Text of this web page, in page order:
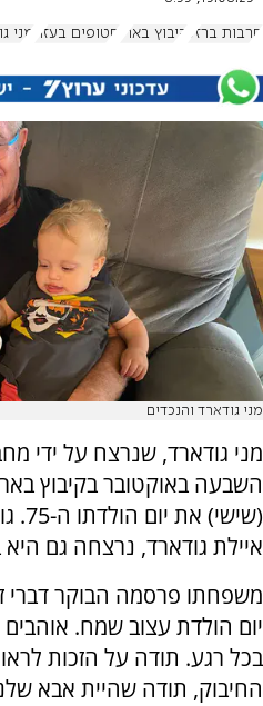
חרבות ברזל קיבוץ בארי חטופים בעזה מני
מני גודארד והנכדים
מני גודארד, שנרצח על ידי
השבעה באוקטובר בקיבוץ
איילת גודארד, נרצחה גם
משפחתו פרסמה הבוקר דברי
יום הולדת עצוב שמח. אוהבים
בכל רגע. תודה על הזכות
החיבוק, תודה שהיית אבא